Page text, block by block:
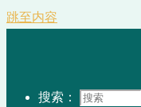
跳至内容
搜索：